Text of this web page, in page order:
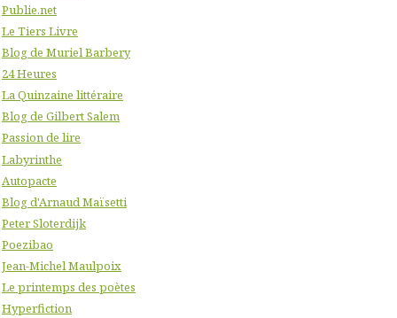
Publie.net
Le Tiers Livre
Blog de Muriel Barbery
24 Heures
La Quinzaine littéraire
Blog de Gilbert Salem
Passion de lire
Labyrinthe
Autopacte
Blog d'Arnaud Maïsetti
Peter Sloterdijk
Poezibao
Jean-Michel Maulpoix
Le printemps des poètes
Hyperfiction